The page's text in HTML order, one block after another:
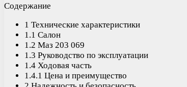
Содержание
1 Технические характеристики
1.1 Салон
1.2 Маз 203 069
1.3 Руководство по эксплуатации
1.4 Ходовая часть
1.4.1 Цена и преимущество